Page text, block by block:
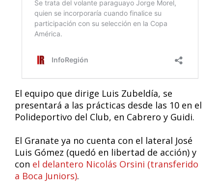
El equipo que dirige Luis Zubeldía, se
presentará a las prácticas desde las 10 en el
Polideportivo del Club, en Cabrero y Guidi.
El Granate ya no cuenta con el lateral José
Luis Gómez (quedó en libertad de acción) y
con el delantero Nicolás Orsini (transferido
a Boca Juniors).